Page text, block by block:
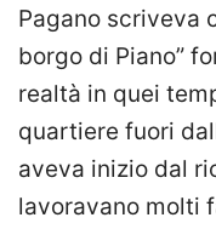
Pagano scriveva
borgo di Piano”
realtà in quei
quartiere fuori
aveva inizio dal
lavoravano molti